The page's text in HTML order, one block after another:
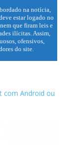
na notícia,
estar logado no
que firam leis e
ilícitas. Assim,
ofensivos,
do site.